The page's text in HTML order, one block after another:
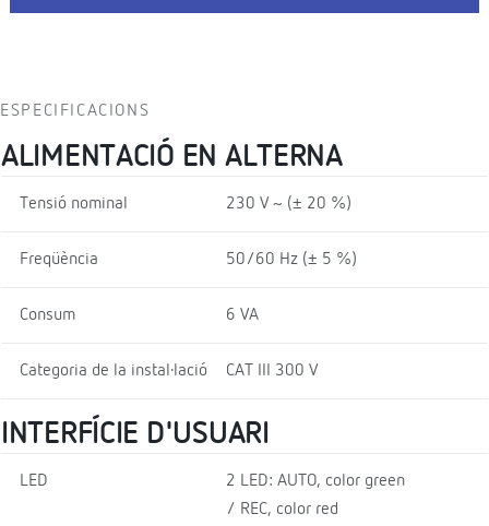
ESPECIFICACIONS
ALIMENTACIÓ EN ALTERNA
Tensió nominal 230 V ~ (± 20 %)
Freqüència 50/60 Hz (± 5 %)
Consum 6 VA
Categoria de la instal·lació CAT III 300 V
INTERFÍCIE D'USUARI
LED
2 LED: AUTO, color green
/ REC, color red